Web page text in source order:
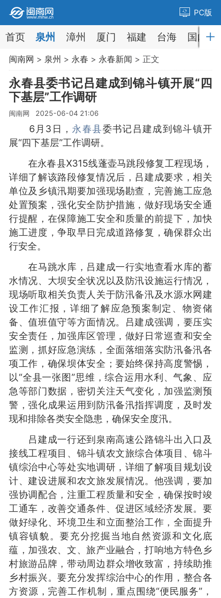
PC版
首页 泉州 漳州 厦门 福建 台海 国内
闽南网 > 泉州 > 永春 > 永春新闻 > 正文
永春县委书记吕建成到锦斗镇开展“四
下基层”工作调研
闽南网 2025-06-04 21:06
6月3日， 永春县委书记吕建成到锦斗镇开
展“四下基层”工作调研。
在永春县X315线蓬壶马跳段修复工程现场，
详细了解该路段修复情况后，吕建成要求，相关
单位及乡镇汛期要加强现场勘查，完善施工应急
处置预案，强化安全防护措施，做好现场安全通
行提醒，在保障施工安全和质量的前提下，加快
施工进度，争取早日完成道路修复，确保群众出
行安全。
在马跳水库，吕建成一行实地查看水库的蓄
水情况、大坝安全状况以及防汛设施运行情况，
现场听取相关负责人关于防汛备汛及水源水网建
设工作汇报，详细了解应急预案制定、物资储
备、值班值守等方面情况。吕建成强调，要压实
安全责任，加强库区管理，做好日常巡查和安全
监测，抓好应急演练，全面落细落实防汛备汛各
项工作，确保坝体安全；要始终保持高度警惕，
以“全县一张图”思维，综合运用水利、气象、应
急等部门数据，密切关注天气变化，加强监测预
警，强化成果运用到防汛备汛指挥调度，及时发
现和排除各类安全隐患，确保安全度汛。
吕建成一行还到泉南高速公路锦斗出入口及
接线工程项目、锦斗镇农文旅综合体项目、锦斗
镇综治中心等处实地调研，详细了解项目规划设
计、建设进展和农文旅发展情况。他强调，要加
强协调配合，注重工程质量和安全，确保按时竣
工通车，改善交通条件、促进区域经济发展。要
做好绿化、环境卫生和立面整治工作，全面提升
镇容镇貌。要充分挖掘当地自然资源和文化底
蕴，加强农、文、旅产业融合，打响地方特色乡
村旅游品牌，带动周边群众增收致富，持续助推
乡村振兴。要充分发挥综治中心的作用，整合各
方资源，完善工作机制，重点围绕“便民服务”，